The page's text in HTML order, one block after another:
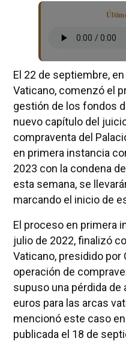
El 22 de septiembre,
Vaticano, comenzó el
gestión de los fondos
nuevo capítulo del
compraventa del
en primera instancia
2023 con la condena
esta semana, se
marcando el inicio de
El proceso en primera
julio de 2022, finalizó
Vaticano, presidido por
operación de
supuso una pérdida
euros para las arcas
mencionó este caso
publicada el 18 de